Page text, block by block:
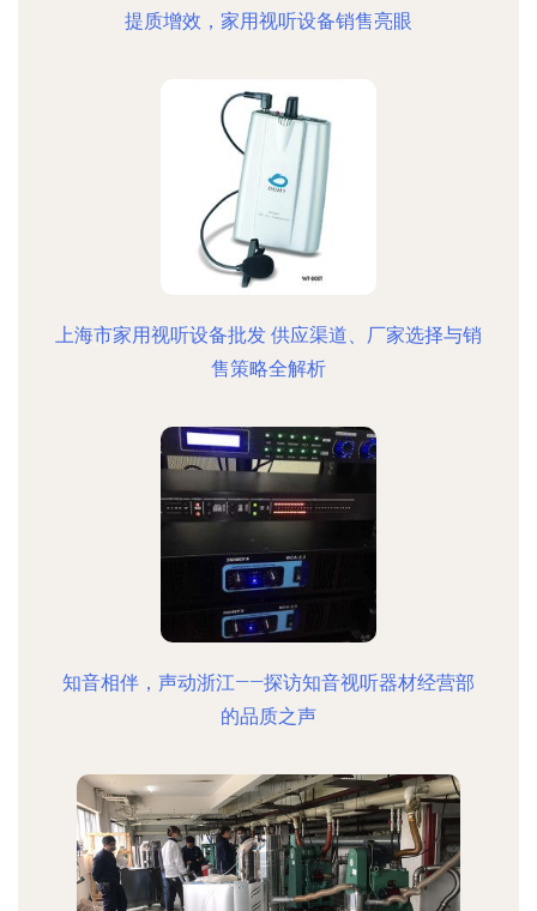
提质增效，家用视听设备销售亮眼
上海市家用视听设备批发 供应渠道、厂家选择与销
售策略全解析
知音相伴，声动浙江——探访知音视听器材经营部
的品质之声